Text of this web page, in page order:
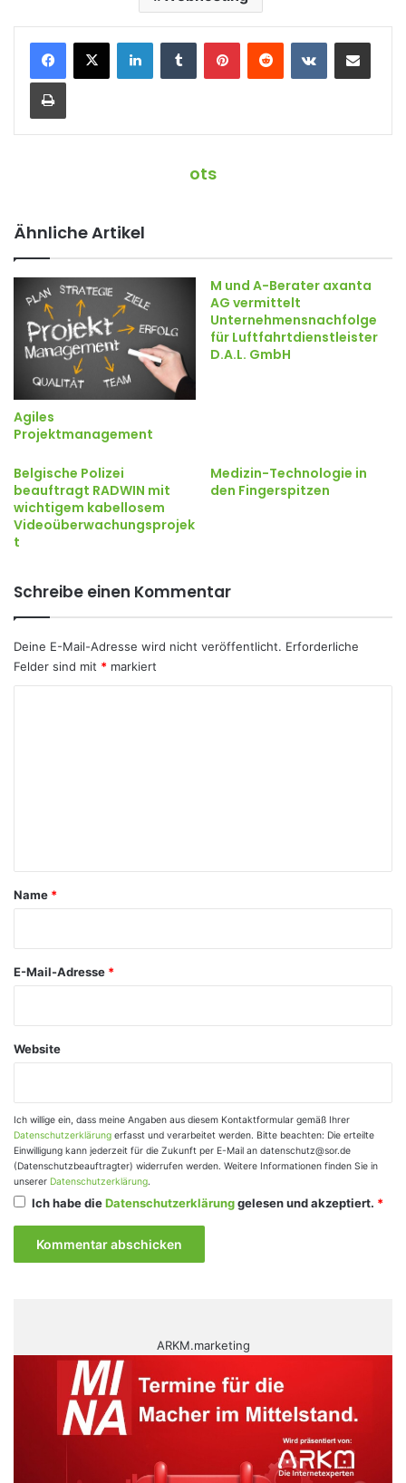
ots
Ähnliche Artikel
Agiles
Projektmanagement
M und A-Berater axanta
AG vermittelt
Unternehmensnachfolge
für Luftfahrtdienstleister
D.A.L. GmbH
Belgische Polizei
beauftragt RADWIN mit
wichtigem kabellosem
Videoüberwachungsprojek
t
Medizin-Technologie in
den Fingerspitzen
Schreibe einen Kommentar
Deine E-Mail-Adresse wird nicht veröffentlicht. Erforderliche
Felder sind mit * markiert
a
Name *
E-Mail-Adresse *
Website
Ich willige ein, dass meine Angaben aus diesem Kontaktformular gemäß Ihrer
Datenschutzerklärung erfasst und verarbeitet werden. Bitte beachten: Die erteilte
Einwilligung kann jederzeit für die Zukunft per E-Mail an datenschutz@sor.de
(Datenschutzbeauftragter) widerrufen werden. Weitere Informationen finden Sie in
unserer Datenschutzerklärung.
Ich habe dieDatenschutzerklärunggelesen und akzeptiert. *
ARKM.marketing